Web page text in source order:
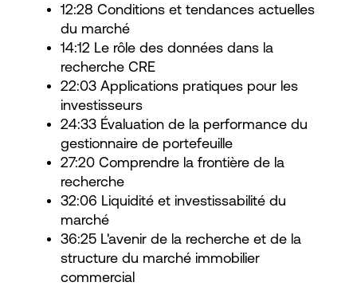
12:28 Conditions et tendances actuelles
du marché
14:12 Le rôle des données dans la
recherche CRE
22:03 Applications pratiques pour les
investisseurs
24:33 Évaluation de la performance du
gestionnaire de portefeuille
27:20 Comprendre la frontière de la
recherche
32:06 Liquidité et investissabilité du
marché
36:25 L'avenir de la recherche et de la
structure du marché immobilier
commercial